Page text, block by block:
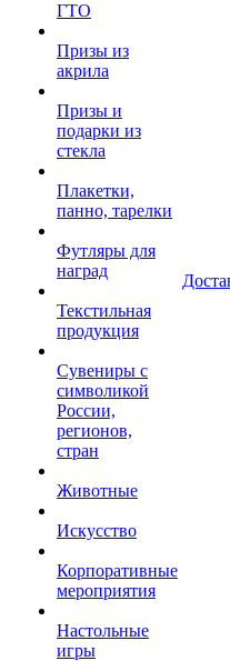
ГТО
Призы из
акрила
Призы и
подарки из
стекла
Плакетки,
панно, тарелки
Футляры для
наград
Текстильная
продукция
Сувениры с
символикой
России,
регионов,
стран
Животные
Искусство
Корпоративные
мероприятия
Настольные
игры